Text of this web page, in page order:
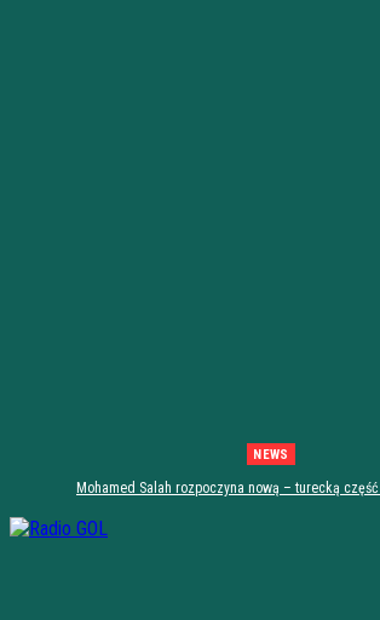
NEWS
Mohamed Salah rozpoczyna nową – turecką